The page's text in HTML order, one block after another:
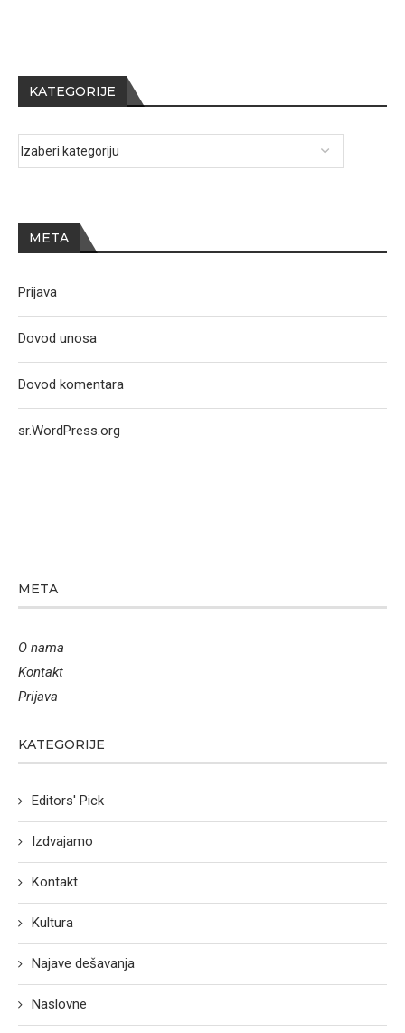
KATEGORIJE
META
Prijava
Dovod unosa
Dovod komentara
sr.WordPress.org
META
O nama
Kontakt
Prijava
KATEGORIJE
Editors' Pick
Izdvajamo
Kontakt
Kultura
Najave dešavanja
Naslovne